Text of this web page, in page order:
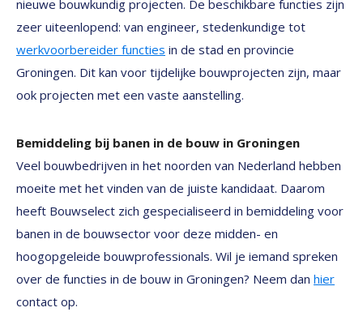
nieuwe bouwkundig projecten. De beschikbare functies zijn
zeer uiteenlopend: van engineer, stedenkundige tot
werkvoorbereider functies in de stad en provincie
Groningen. Dit kan voor tijdelijke bouwprojecten zijn, maar
ook projecten met een vaste aanstelling.
Bemiddeling bij banen in de bouw in Groningen
Veel bouwbedrijven in het noorden van Nederland hebben
moeite met het vinden van de juiste kandidaat. Daarom
heeft Bouwselect zich gespecialiseerd in bemiddeling voor
banen in de bouwsector voor deze midden- en
hoogopgeleide bouwprofessionals. Wil je iemand spreken
over de functies in de bouw in Groningen? Neem dan hier
contact op.